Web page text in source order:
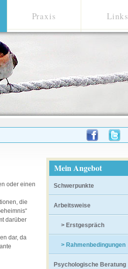
Praxis Links
Mein Angebot
Schwerpunkte
Arbeitsweise
> Erstgespräch
> Rahmenbedingungen
Psychologische Beratung
oder einen
die
darüber
dar, da